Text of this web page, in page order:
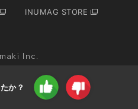
か？
INUMAG STORE
Inc.